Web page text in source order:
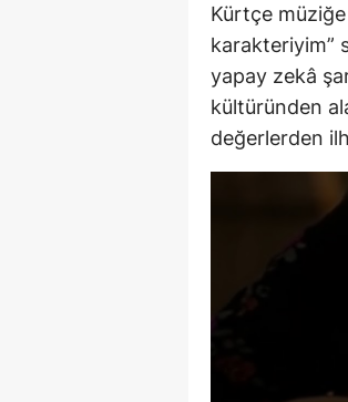
Kürtçe
karakteriyim”
yapay zekâ
kültüründen
değerlerden